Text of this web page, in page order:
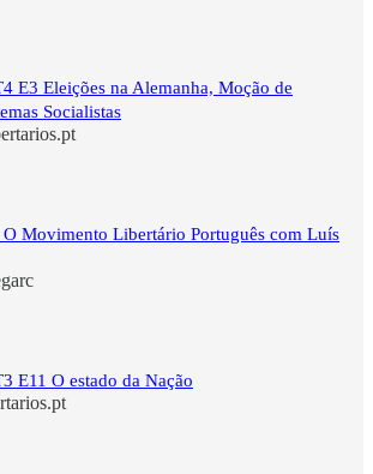
E3 Eleições na Alemanha, Moção de
Socialistas
O Movimento Libertário Português com Luís
E11 O estado da Nação